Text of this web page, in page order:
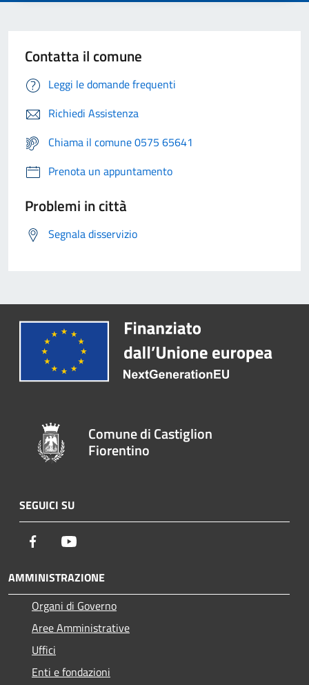
Contatta il comune
Leggi le domande frequenti
Richiedi Assistenza
Chiama il comune 0575 65641
Prenota un appuntamento
Problemi in città
Segnala disservizio
Comune di Castiglion
Fiorentino
SEGUICI SU
Facebook
AMMINISTRAZIONE
Organi di Governo
Aree Amministrative
Uffici
Enti e fondazioni